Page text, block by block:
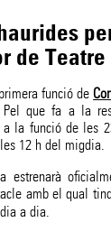
de Teatre
funció de
que fa a la
la funció de les
12 h del migdia.
estrenarà
amb el qual
a dia.